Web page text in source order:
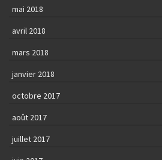
mai 2018
avril 2018
mars 2018
janvier 2018
octobre 2017
août 2017
juillet 2017